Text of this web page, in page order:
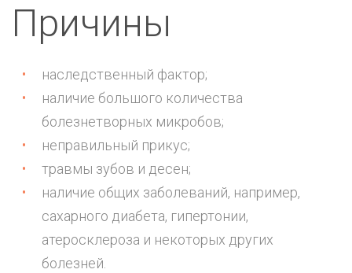
Причины
наследственный фактор;
наличие большого количества
болезнетворных микробов;
неправильный прикус;
травмы зубов и десен;
наличие общих заболеваний, например,
сахарного диабета, гипертонии,
атеросклероза и некоторых других
болезней.